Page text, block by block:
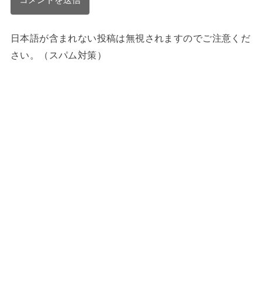
日本語が含まれない投稿は無視されますのでご注意くだ
さい。（スパム対策）